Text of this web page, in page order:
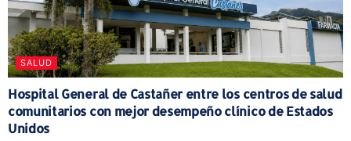
SALUD
Hospital General de Castañer entre los centros de salud
comunitarios con mejor desempeño clínico de Estados
Unidos